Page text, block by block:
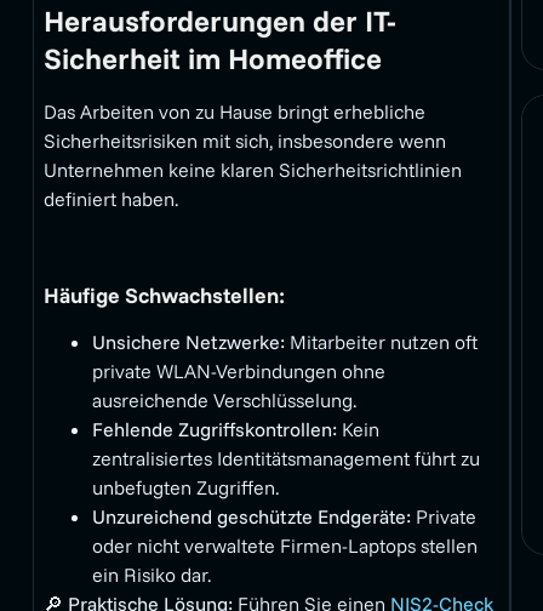
Herausforderungen der IT-
Sicherheit im Homeoffice
Das Arbeiten von zu Hause bringt erhebliche
Sicherheitsrisiken mit sich, insbesondere wenn
Unternehmen keine klaren Sicherheitsrichtlinien
definiert haben.
Häufige Schwachstellen:
Unsichere Netzwerke:Mitarbeiter nutzen oft
private WLAN-Verbindungen ohne
ausreichende Verschlüsselung.
Fehlende Zugriffskontrollen:Kein
zentralisiertes Identitätsmanagement führt zu
unbefugten Zugriffen.
Unzureichend geschützte Endgeräte:Private
oder nicht verwaltete Firmen-Laptops stellen
ein Risiko dar.
🔎 Praktische Lösung:Führen Sie einen NIS2-Check